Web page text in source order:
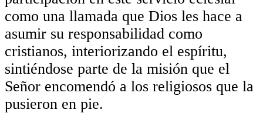
como una llamada que Dios les hace a
asumir su responsabilidad como
cristianos, interiorizando el espíritu,
sintiéndose parte de la misión que el
Señor encomendó a los religiosos que la
pusieron en pie.